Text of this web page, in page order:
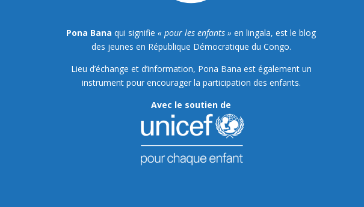
Pona Bana qui signifie« pour les enfants » en lingala, est le blog
des jeunes en République Démocratique du Congo.
Lieu d’échange et d’information, Pona Bana est également un
instrument pour encourager la participation des enfants.
Avec le soutien de